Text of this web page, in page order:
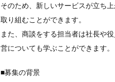
そのため、新しいサービスが立ち
取り組むことができます。
また、商談をする担当者は社長や
営についても学ぶことができます。
■募集の背景